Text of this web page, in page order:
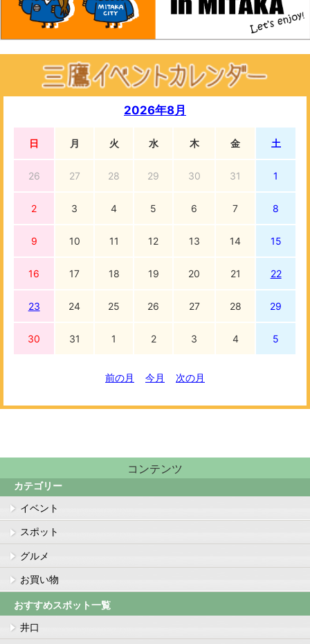
2026年8月
日 月 火 水 木 金 土
26 27 28 29 30 31 1
2 3 4 5 6 7 8
9 10 11 12 13 14 15
16 17 18 19 20 21 22
23 24 25 26 27 28 29
30 31 1 2 3 4 5
前の月 今月 次の月
コンテンツ
カテゴリー
イベント
スポット
グルメ
お買い物
おすすめスポット一覧
井口